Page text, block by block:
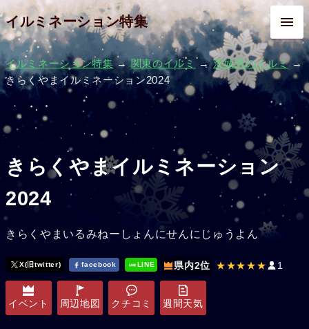
イルミネーション特集
イルミネーション特集→関東のイルミ →茨城県のイルミ→
きらくやまイルミネーション2024
きらくやまイルミネーション
2024
きらくやまいるみねーしょんにせんにじゅうよん
X(旧twitter) facebook LINE 県内2位 ★★★★★ 1
イベント 周辺地図 クチコミ 週間天気